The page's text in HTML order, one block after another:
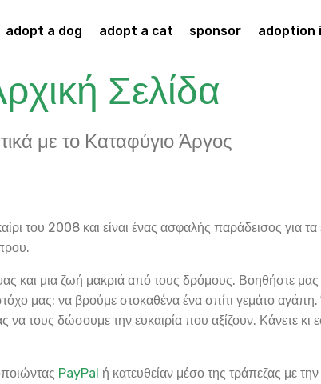
adopt a dog adopt a cat sponsor adoption
Σελίδα
με το Καταφύγιο Άργος
του 2008 και είναι ένας ασφαλής παράδεισος για τα
και μια ζωή μακριά από τους δρόμους. Βοηθήστε
μας: να βρούμε στοκαθένα ένα σπίτι γεμάτο
να τους δώσουμε την ευκαιρία που αξίζουν. Κάνετε κι
PayPal ή κατευθείαν μέσο της τράπεζας με